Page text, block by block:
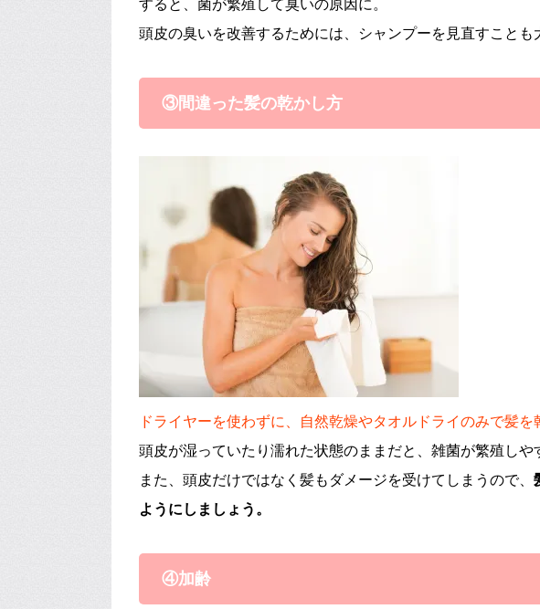
すると、菌が繁殖して臭いの原因に。
頭皮の臭いを改善するためには、シャンプーを見直すことも
③間違った髪の乾かし方
ドライヤーを使わずに、自然乾燥やタオルドライのみで髪を
頭皮が湿っていたり濡れた状態のままだと、雑菌が繁殖しや
また、頭皮だけではなく髪もダメージを受けてしまうので、
ようにしましょう。
④加齢